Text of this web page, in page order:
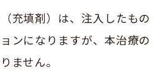
充填剤）は、注入したもの
ンになりますが、本治療の
ません。